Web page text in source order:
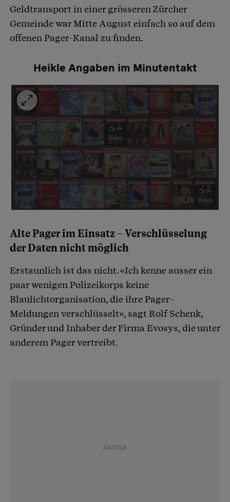
Geldtransport in einer grösseren Zürcher
Gemeinde war Mitte August einfach so auf dem
offenen Pager-Kanal zu finden.
Heikle Angaben im Minutentakt
Alte Pager im Einsatz – Verschlüsselung
der Daten nicht möglich
Erstaunlich ist das nicht. «Ich kenne ausser ein
paar wenigen Polizeikorps keine
Blaulichtorganisation, die ihre Pager-
Meldungen verschlüsselt», sagt Rolf Schenk,
Gründer und Inhaber der Firma Evosys, die unter
anderem Pager vertreibt.